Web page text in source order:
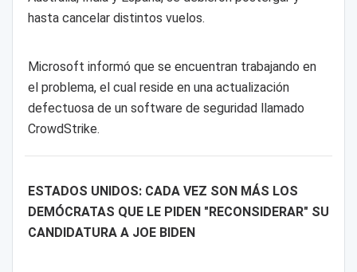
hasta cancelar distintos vuelos.
Microsoft informó que se encuentran trabajando en
el problema, el cual reside en una actualización
defectuosa de un software de seguridad llamado
CrowdStrike.
ESTADOS UNIDOS: CADA VEZ SON MÁS LOS
DEMÓCRATAS QUE LE PIDEN "RECONSIDERAR" SU
CANDIDATURA A JOE BIDEN